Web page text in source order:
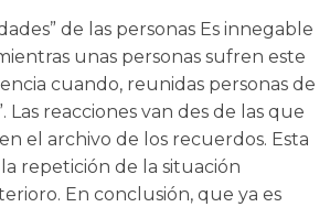
de las personas Es innegable
unas personas sufren este
cuando, reunidas personas de
Las reacciones van des de las que
el archivo de los recuerdos. Esta
repetición de la situación
En conclusión, que ya es